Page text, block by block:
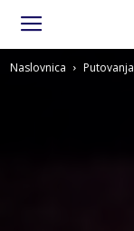
Naslovnica Putovanja